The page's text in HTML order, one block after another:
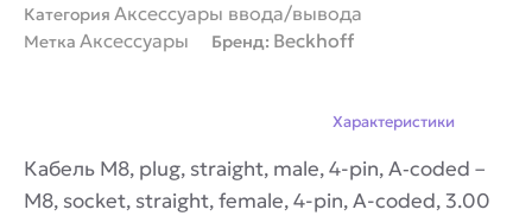
Категория Аксессуары ввода/вывода
Метка Аксессуары Бренд: Beckhoff
Характеристики
Кабель M8, plug, straight, male, 4-pin, A‑coded –
M8, socket, straight, female, 4-pin, A-coded, 3.00